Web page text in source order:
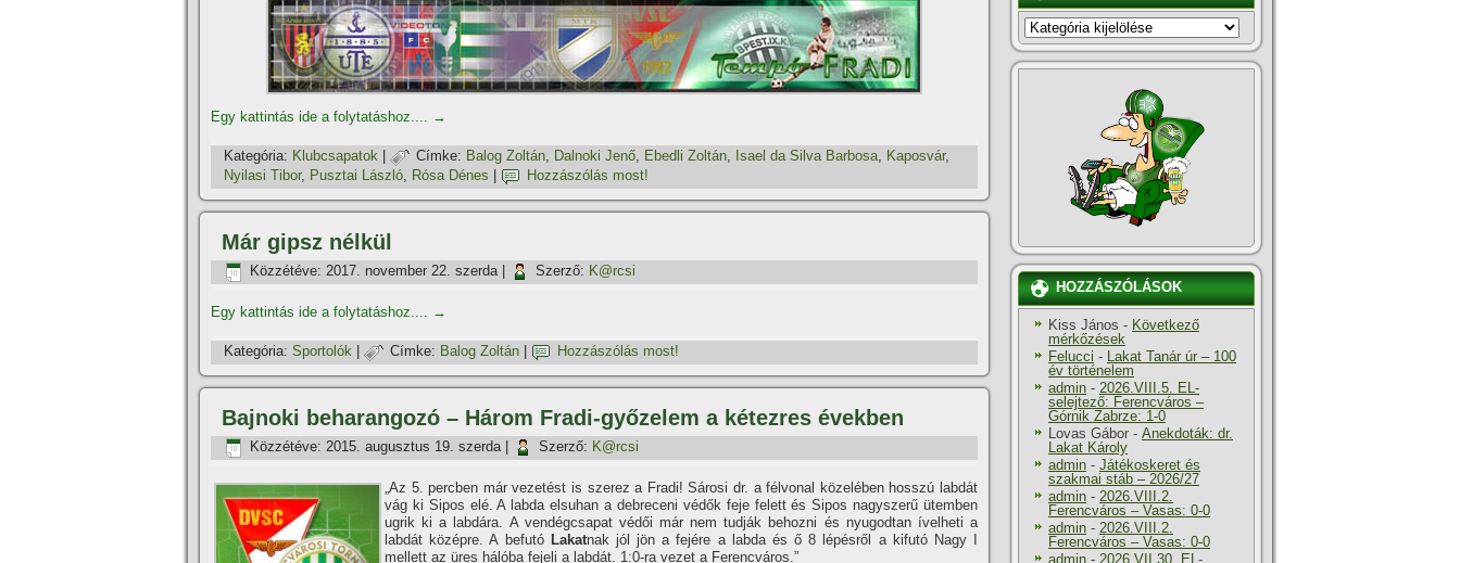
Egy kattintás ide a folytatáshoz.... →
Kategória: Klubcsapatok Címke: Balog Zoltán, Dalnoki Jenő, Ebedli Zoltán, Isael da Silva Barbosa, Kaposvár,
Nyilasi Tibor, Pusztai László, Rósa Dénes Hozzászólás most!
Már gipsz nélkül
Közzétéve: 2017. november 22. szerda| Szerző: K@rcsi
Egy kattintás ide a folytatáshoz.... →
Kategória: Sportolók Címke: Balog Zoltán Hozzászólás most!
Bajnoki beharangozó – Három Fradi-győzelem a kétezres években
Közzétéve: 2015. augusztus 19. szerda| Szerző: K@rcsi
„Az 5. percben már vezetést is szerez a Fradi! Sárosi dr. a félvonal közelében hosszú labdát
vág ki Sipos elé. A labda elsuhan a debreceni védők feje felett és Sipos nagyszerű ütemben
ugrik ki a labdára. A vendégcsapat védői már nem tudják behozni és nyugodtan í­velheti a
labdát középre. A befutó Lakatnak jól jön a fejére a labda és ő 8 lépésről a kifutó Nagy I
mellett az üres hálóba fejeli a labdát. 1:0-ra vezet a Ferencváros.”
KATEGÓRIÁK
HOZZÁSZÓLÁSOK
Kiss János - Következő
mérkőzések
Felucci - Lakat Tanár úr – 100
év történelem
admin - 2026.VIII.5. EL-
selejtező: Ferencváros –
Górnik Zabrze: 1-0
Lovas Gábor - Anekdoták: dr.
Lakat Károly
admin - Játékoskeret és
szakmai stáb – 2026/27
admin - 2026.VIII.2.
Ferencváros – Vasas: 0-0
admin - 2026.VIII.2.
Ferencváros – Vasas: 0-0
admin - 2026.VII.30. EL-